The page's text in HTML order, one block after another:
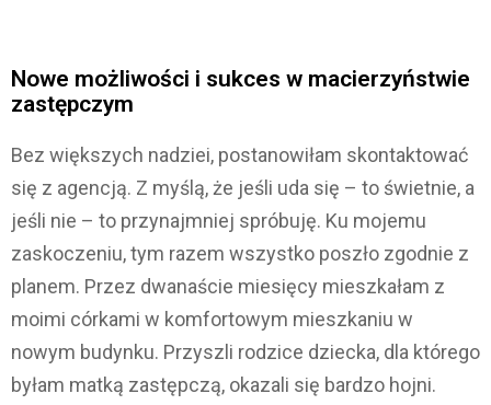
Nowe możliwości i sukces w macierzyństwie
zastępczym
Bez większych nadziei, postanowiłam skontaktować
się z agencją. Z myślą, że jeśli uda się – to świetnie, a
jeśli nie – to przynajmniej spróbuję. Ku mojemu
zaskoczeniu, tym razem wszystko poszło zgodnie z
planem. Przez dwanaście miesięcy mieszkałam z
moimi córkami w komfortowym mieszkaniu w
nowym budynku. Przyszli rodzice dziecka, dla którego
byłam matką zastępczą, okazali się bardzo hojni.